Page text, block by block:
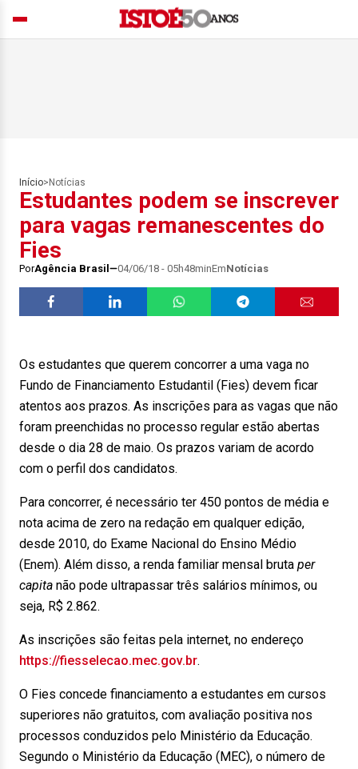
Início> Notícias
Estudantes podem se inscrever
para vagas remanescentes do
Fies
PorAgência Brasil 04/06/18 - 05h48minEmNotícias
Os estudantes que querem concorrer a uma vaga no
Fundo de Financiamento Estudantil (Fies) devem ficar
atentos aos prazos. As inscrições para as vagas que não
foram preenchidas no processo regular estão abertas
desde o dia 28 de maio. Os prazos variam de acordo
com o perfil dos candidatos.
Para concorrer, é necessário ter 450 pontos de média e
nota acima de zero na redação em qualquer edição,
desde 2010, do Exame Nacional do Ensino Médio
(Enem). Além disso, a renda familiar mensal bruta per
capita não pode ultrapassar três salários mínimos, ou
seja, R$ 2.862.
As inscrições são feitas pela internet, no endereço
https://fiesselecao.mec.gov.br.
O Fies concede financiamento a estudantes em cursos
superiores não gratuitos, com avaliação positiva nos
processos conduzidos pelo Ministério da Educação.
Segundo o Ministério da Educação (MEC), o número de